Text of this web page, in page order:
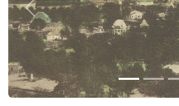
Previous